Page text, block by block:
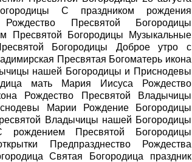
С праздником рождения
Пресвятой Богородицы
Пресвятой Богородицы Музыкальные
Богородицы Доброе утро с
Пресвятая Богоматерь икона
нашей Богородицы и Приснодевы
мать Мария Иисуса Рождество
Рождество Пресвятой Владычицы
Марии Рождение Богородицы
Владычицы нашей Богородицы
Пресвятой Богородицы
Предпразднество Рождества
Святая Богородица праздник